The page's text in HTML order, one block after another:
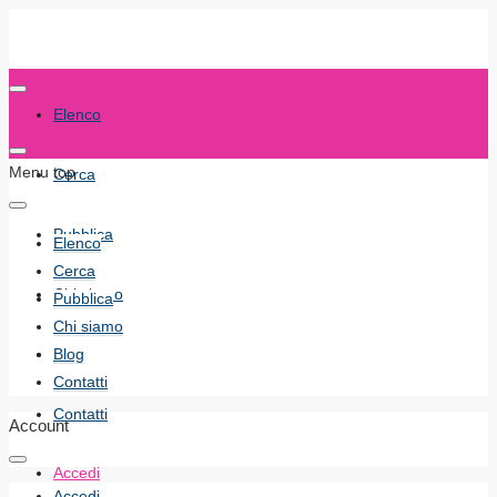
Elenco
Cerca
Pubblica
Chi siamo
Blog
Contatti
Accedi
Menu top
Elenco
Cerca
Pubblica
Chi siamo
Blog
Contatti
Account